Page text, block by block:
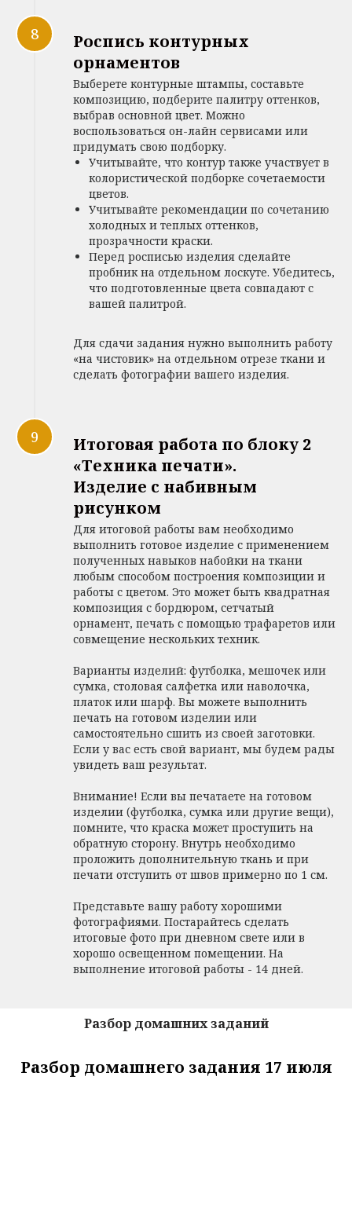
Роспись контурных
орнаментов
Выберете контурные штампы, составьте
композицию, подберите палитру оттенков,
выбрав основной цвет. Можно
воспользоваться он-лайн сервисами или
придумать свою подборку.
Учитывайте, что контур также участвует в
колористической подборке сочетаемости
цветов.
Учитывайте рекомендации по сочетанию
холодных и теплых оттенков,
прозрачности краски.
Перед росписью изделия сделайте
пробник на отдельном лоскуте. Убедитесь,
что подготовленные цвета совпадают с
вашей палитрой.
Для сдачи задания нужно выполнить работу
«на чистовик» на отдельном отрезе ткани и
сделать фотографии вашего изделия.
Итоговая работа по блоку 2
«Техника печати».
Изделие с набивным
рисунком
Для итоговой работы вам необходимо
выполнить готовое изделие с применением
полученных навыков набойки на ткани
любым способом построения композиции и
работы с цветом. Это может быть квадратная
композиция с бордюром, сетчатый
орнамент, печать с помощью трафаретов или
совмещение нескольких техник.
Варианты изделий: футболка, мешочек или
сумка, столовая салфетка или наволочка,
платок или шарф. Вы можете выполнить
печать на готовом изделии или
самостоятельно сшить из своей заготовки.
Если у вас есть свой вариант, мы будем рады
увидеть ваш результат.
Внимание! Если вы печатаете на готовом
изделии (футболка, сумка или другие вещи),
помните, что краска может проступить на
обратную сторону. Внутрь необходимо
проложить дополнительную ткань и при
печати отступить от швов примерно по 1 см.
Представьте вашу работу хорошими
фотографиями. Постарайтесь сделать
итоговые фото при дневном свете или в
хорошо освещенном помещении. На
выполнение итоговой работы - 14 дней.
Разбор домашних заданий
Разбор домашнего задания 17 июля